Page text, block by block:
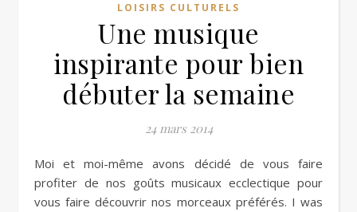
LOISIRS CULTURELS
Une musique
inspirante pour bien
débuter la semaine
24 mars 2014
Moi et moi-même avons décidé de vous faire
profiter de nos goûts musicaux ecclectique pour
vous faire découvrir nos morceaux préférés. I was